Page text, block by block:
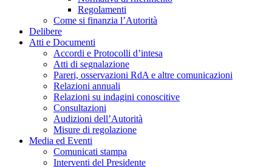
Regolamenti
Come si finanzia l’Autorità
Delibere
Atti e Documenti
Accordi e Protocolli d’intesa
Atti di segnalazione
Pareri, osservazioni RdA e altre comunicazioni
Relazioni annuali
Relazioni su indagini conoscitive
Consultazioni
Audizioni dell’Autorità
Misure di regolazione
Media ed Eventi
Comunicati stampa
Interventi del Presidente